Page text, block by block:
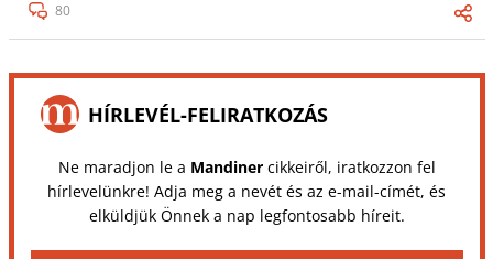
80
HÍRLEVÉL-FELIRATKOZÁS
Ne maradjon le a Mandinercikkeiről, iratkozzon fel
hírlevelünkre! Adja meg a nevét és az e-mail-címét, és
elküldjük Önnek a nap legfontosabb híreit.